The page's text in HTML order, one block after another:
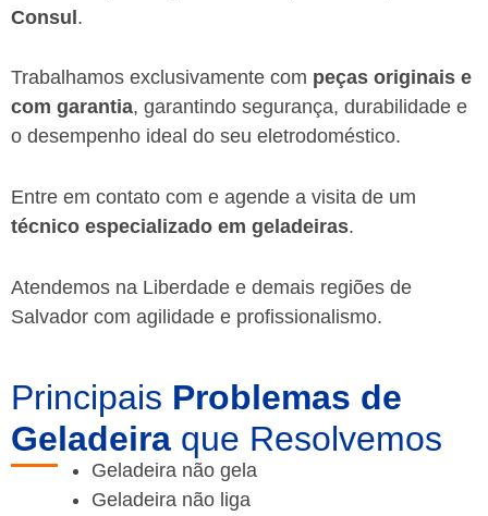
Consul.
Trabalhamos exclusivamente com peças originais e
com garantia, garantindo segurança, durabilidade e
o desempenho ideal do seu eletrodoméstico.
Entre em contato com e agende a visita de um
técnico especializado em geladeiras.
Atendemos na Liberdade e demais regiões de
Salvador com agilidade e profissionalismo.
Principais Problemas de
Geladeira que Resolvemos
Geladeira não gela
Geladeira não liga